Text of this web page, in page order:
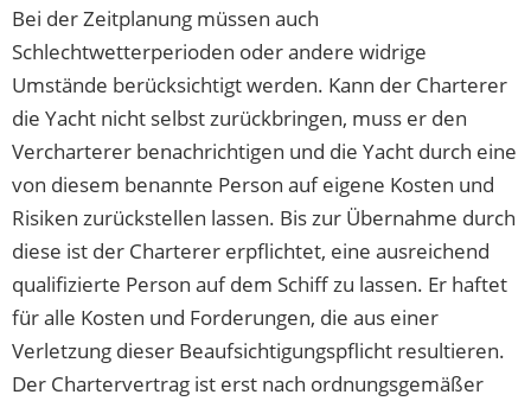
Bei der Zeitplanung müssen auch
Schlechtwetterperioden oder andere widrige
Umstände berücksichtigt werden. Kann der Charterer
die Yacht nicht selbst zurückbringen, muss er den
Vercharterer benachrichtigen und die Yacht durch eine
von diesem benannte Person auf eigene Kosten und
Risiken zurückstellen lassen. Bis zur Übernahme durch
diese ist der Charterer erpflichtet, eine ausreichend
qualifizierte Person auf dem Schiff zu lassen. Er haftet
für alle Kosten und Forderungen, die aus einer
Verletzung dieser Beaufsichtigungspflicht resultieren.
Der Chartervertrag ist erst nach ordnungsgemäßer